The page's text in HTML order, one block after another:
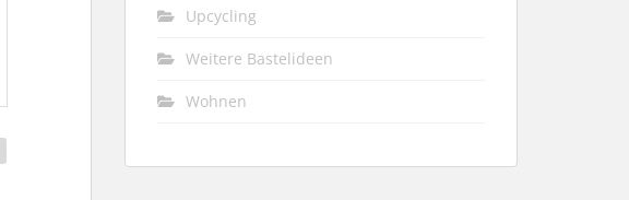
Upcycling
Weitere Bastelideen
Wohnen